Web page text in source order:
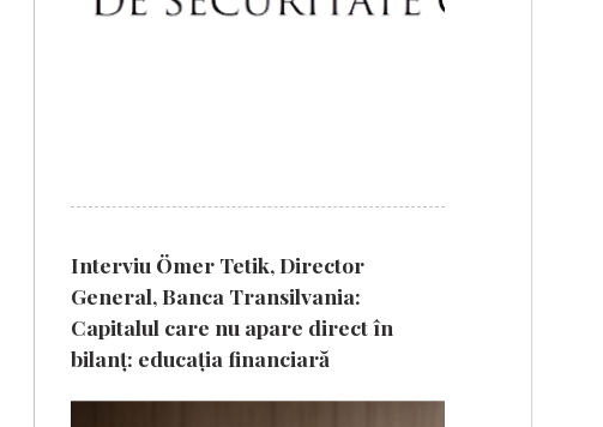
Interviu Ömer Tetik, Director
General, Banca Transilvania:
Capitalul care nu apare direct în
bilanț: educația financiară